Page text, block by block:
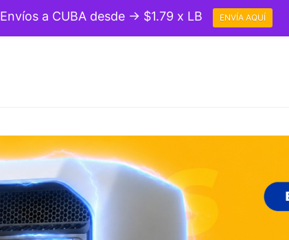
Envíos a CUBA desde → $1.79 x LB ENVÍA AQUÍ